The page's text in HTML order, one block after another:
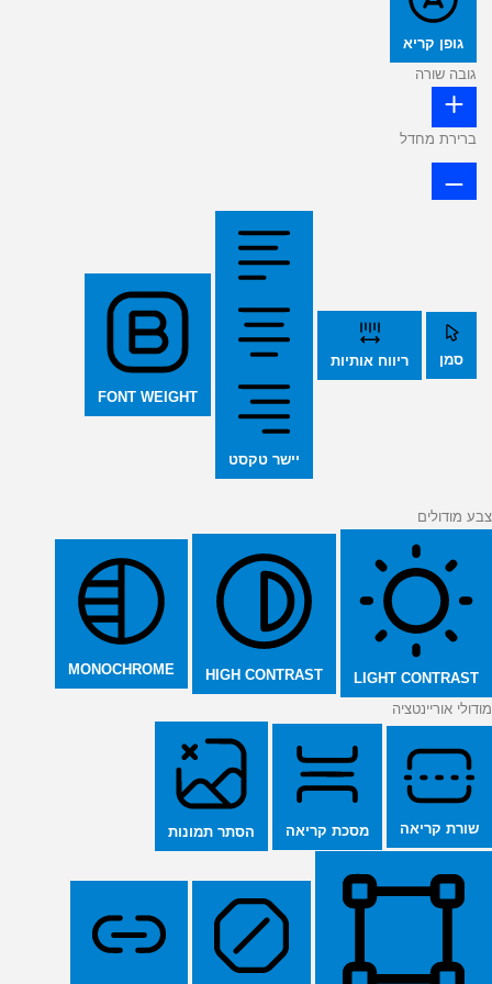
גופן קריא
גובה שורה
ברירת מחדל
סמן ריווח אותיות
יישר טקסט
FONT WEIGHT
צבע מודולים
LIGHT CONTRAST
HIGH CONTRAST
MONOCHROME
מודולי אוריינטציה
שורת קריאה מסכת קריאה הסתר תמונות